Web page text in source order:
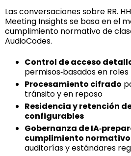
Las conversaciones sobre RR.
Meeting Insights se basa en el
cumplimiento normativo de
AudioCodes.
Control de acceso
permisos‑basados en roles
Procesamiento cifrado
tránsito y en reposo
Residencia y retención
configurables
Gobernanza de
cumplimiento normativo
auditorías y estándares